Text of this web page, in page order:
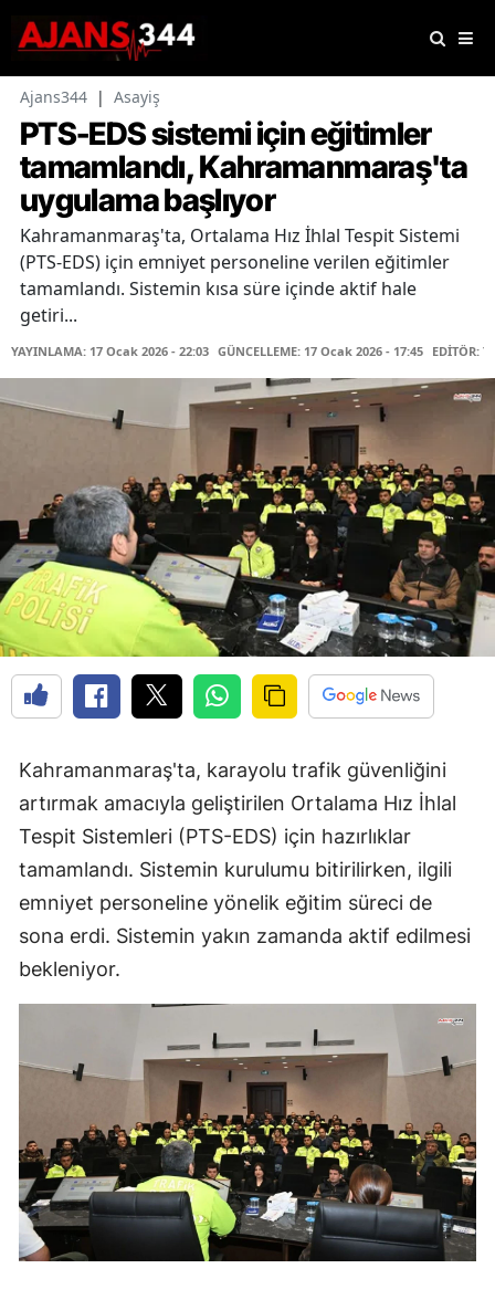
Ajans344 | Asayiş
PTS-EDS sistemi için eğitimler
tamamlandı, Kahramanmaraş'ta
uygulama başlıyor
Kahramanmaraş'ta, Ortalama Hız İhlal Tespit Sistemi
(PTS-EDS) için emniyet personeline verilen eğitimler
tamamlandı. Sistemin kısa süre içinde aktif hale
getiri...
YAYINLAMA: 17 Ocak 2026 - 22:03 GÜNCELLEME: 17 Ocak 2026 - 17:45 EDİTÖR:
Kahramanmaraş'ta, karayolu trafik güvenliğini
artırmak amacıyla geliştirilen Ortalama Hız İhlal
Tespit Sistemleri (PTS-EDS) için hazırlıklar
tamamlandı. Sistemin kurulumu bitirilirken, ilgili
emniyet personeline yönelik eğitim süreci de
sona erdi. Sistemin yakın zamanda aktif edilmesi
bekleniyor.